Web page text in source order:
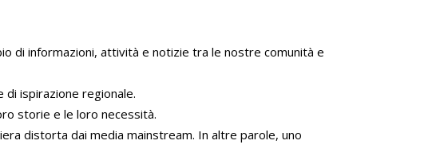
di informazioni, attività e notizie tra le nostre comunità e
di ispirazione regionale.
storie e le loro necessità.
distorta dai media mainstream. In altre parole, uno